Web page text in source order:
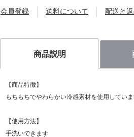
会員登録 送料について 配送と
商品説明
【商品特徴】
もちもちでやわらかい冷感素材を使用していま
【使用方法】
手洗いできます